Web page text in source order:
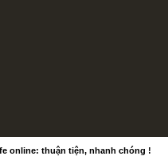
online: thuận tiện, nhanh chóng !